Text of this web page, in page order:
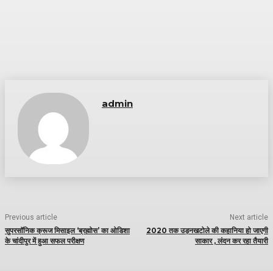
admin
Previous article
सुपरसॉनिक क्रूज मिसाइल ‘ब्रह्मोस’ का ओडिशा
के चांदीपुर में हुआ सफल परीक्षण
Next article
2020 तक उड़नखटोले की कहानिया हो जाएगी
साकार , लंदन कर रहा तैयारी